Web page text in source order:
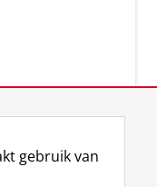
gebruik van